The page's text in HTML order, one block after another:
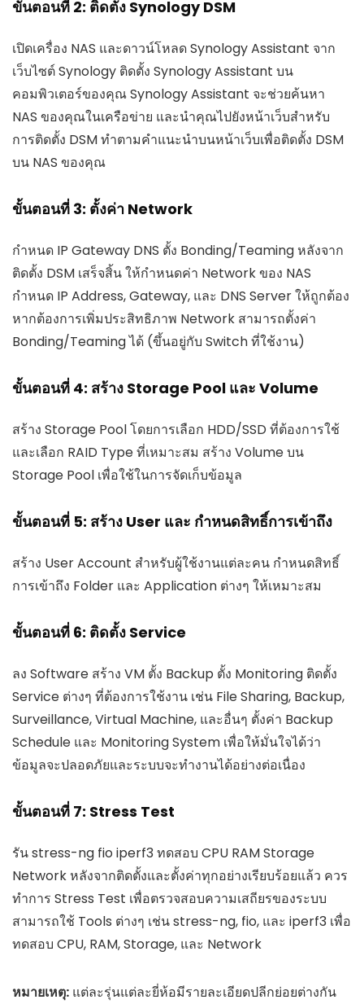
ขั้นตอนที่ 2: ติดตั้ง Synology DSM
เปิดเครื่อง NAS และดาวน์โหลด Synology Assistant จาก
เว็บไซต์ Synology ติดตั้ง Synology Assistant บน
คอมพิวเตอร์ของคุณ Synology Assistant จะช่วยค้นหา
NAS ของคุณในเครือข่าย และนำคุณไปยังหน้าเว็บสำหรับ
การติดตั้ง DSM ทำตามคำแนะนำบนหน้าเว็บเพื่อติดตั้ง DSM
บน NAS ของคุณ
ขั้นตอนที่ 3: ตั้งค่า Network
กำหนด IP Gateway DNS ตั้ง Bonding/Teaming หลังจาก
ติดตั้ง DSM เสร็จสิ้น ให้กำหนดค่า Network ของ NAS
กำหนด IP Address, Gateway, และ DNS Server ให้ถูกต้อง
หากต้องการเพิ่มประสิทธิภาพ Network สามารถตั้งค่า
Bonding/Teaming ได้ (ขึ้นอยู่กับ Switch ที่ใช้งาน)
ขั้นตอนที่ 4: สร้าง Storage Pool และ Volume
สร้าง Storage Pool โดยการเลือก HDD/SSD ที่ต้องการใช้
และเลือก RAID Type ที่เหมาะสม สร้าง Volume บน
Storage Pool เพื่อใช้ในการจัดเก็บข้อมูล
ขั้นตอนที่ 5: สร้าง User และ กำหนดสิทธิ์การเข้าถึง
สร้าง User Account สำหรับผู้ใช้งานแต่ละคน กำหนดสิทธิ์
การเข้าถึง Folder และ Application ต่างๆ ให้เหมาะสม
ขั้นตอนที่ 6: ติดตั้ง Service
ลง Software สร้าง VM ตั้ง Backup ตั้ง Monitoring ติดตั้ง
Service ต่างๆ ที่ต้องการใช้งาน เช่น File Sharing, Backup,
Surveillance, Virtual Machine, และอื่นๆ ตั้งค่า Backup
Schedule และ Monitoring System เพื่อให้มั่นใจได้ว่า
ข้อมูลจะปลอดภัยและระบบจะทำงานได้อย่างต่อเนื่อง
ขั้นตอนที่ 7: Stress Test
รัน stress-ng fio iperf3 ทดสอบ CPU RAM Storage
Network หลังจากติดตั้งและตั้งค่าทุกอย่างเรียบร้อยแล้ว ควร
ทำการ Stress Test เพื่อตรวจสอบความเสถียรของระบบ
สามารถใช้ Tools ต่างๆ เช่น stress-ng, fio, และ iperf3 เพื่อ
ทดสอบ CPU, RAM, Storage, และ Network
หมายเหตุ: แต่ละรุ่นแต่ละยี่ห้อมีรายละเอียดปลีกย่อยต่างกัน